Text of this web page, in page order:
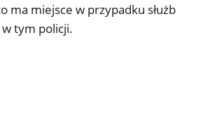
ma miejsce w przypadku służb
tym policji.